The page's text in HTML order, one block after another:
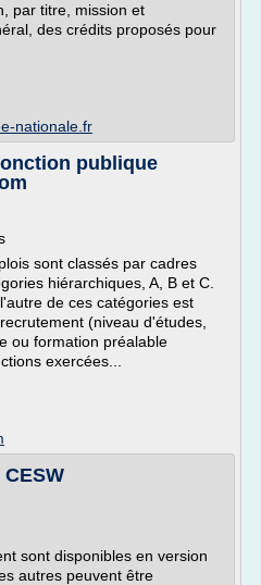
par titre, mission et
des crédits proposés pour
nationale.fr
publique
sont classés par cadres
hiérarchiques, A, B et C.
de ces catégories est
(niveau d'études,
ou formation préalable
exercées...
sont disponibles en version
autres peuvent être